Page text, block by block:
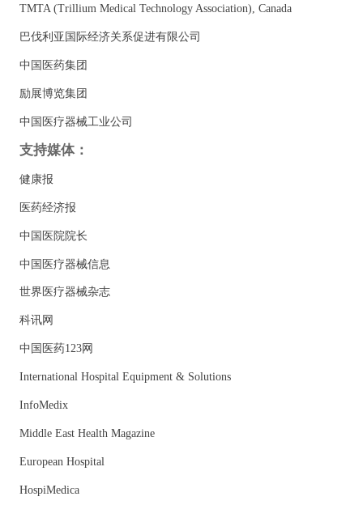
TMTA (Trillium Medical Technology Association), Canada
巴伐利亚国际经济关系促进有限公司
中国医药集团
励展博览集团
中国医疗器械工业公司
支持媒体：
健康报
医药经济报
中国医院院长
中国医疗器械信息
世界医疗器械杂志
科讯网
中国医药123网
International Hospital Equipment & Solutions
InfoMedix
Middle East Health Magazine
European Hospital
HospiMedica